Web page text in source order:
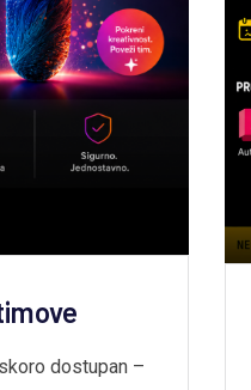
dostupan –